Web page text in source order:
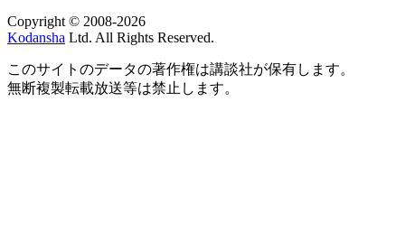
Copyright © 2008-2026
Kodansha Ltd. All Rights Reserved.
このサイトのデータの著作権は講談社が保有します。
無断複製転載放送等は禁止します。